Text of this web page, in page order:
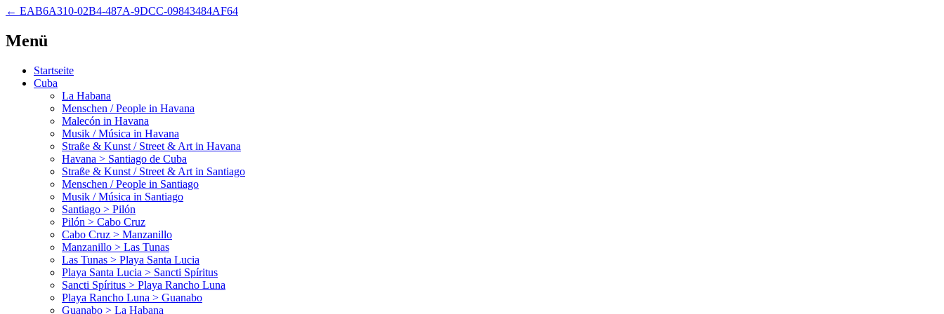
← EAB6A310-02B4-487A-9DCC-09843484AF64
Menü
Startseite
Cuba
La Habana
Menschen / People in Havana
Malecón in Havana
Musik / Música in Havana
Straße & Kunst / Street & Art in Havana
Havana > Santiago de Cuba
Straße & Kunst / Street & Art in Santiago
Menschen / People in Santiago
Musik / Música in Santiago
Santiago > Pilón
Pilón > Cabo Cruz
Cabo Cruz > Manzanillo
Manzanillo > Las Tunas
Las Tunas > Playa Santa Lucia
Playa Santa Lucia > Sancti Spíritus
Sancti Spíritus > Playa Rancho Luna
Playa Rancho Luna > Guanabo
Guanabo > La Habana